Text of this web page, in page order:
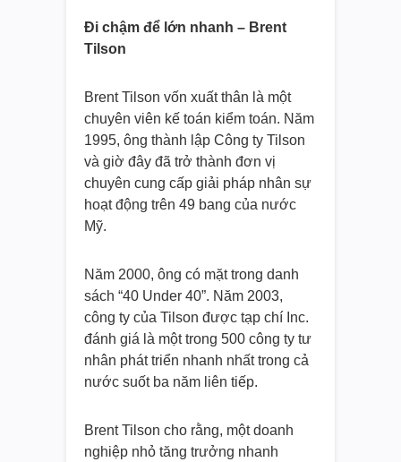
Đi chậm để lớn nhanh – Brent
Tilson
Brent Tilson vốn xuất thân là một
chuyên viên kế toán kiểm toán. Năm
1995, ông thành lập Công ty Tilson
và giờ đây đã trở thành đơn vị
chuyên cung cấp giải pháp nhân sự
hoạt động trên 49 bang của nước
Mỹ.
Năm 2000, ông có mặt trong danh
sách “40 Under 40”. Năm 2003,
công ty của Tilson được tạp chí Inc.
đánh giá là một trong 500 công ty tư
nhân phát triển nhanh nhất trong cả
nước suốt ba năm liên tiếp.
Brent Tilson cho rằng, một doanh
nghiệp nhỏ tăng trưởng nhanh